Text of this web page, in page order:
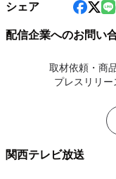
シェア
配信企業へのお問い
取材依頼・商
プレスリリー
関西テレビ放送